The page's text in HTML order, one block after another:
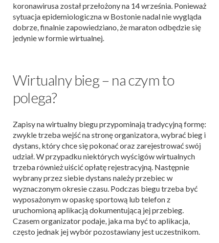
koronawirusa został przełożony na 14 września. Ponieważ
sytuacja epidemiologiczna w Bostonie nadal nie wygląda
dobrze, finalnie zapowiedziano, że maraton odbędzie się
jedynie w formie wirtualnej.
Wirtualny bieg – na czym to
polega?
Zapisy na wirtualny biegu przypominają tradycyjną formę:
zwykle trzeba wejść na stronę organizatora, wybrać bieg i
dystans, który chce się pokonać oraz zarejestrować swój
udział. W przypadku niektórych wyścigów wirtualnych
trzeba również uiścić opłatę rejestracyjną. Następnie
wybrany przez siebie dystans należy przebiec w
wyznaczonym okresie czasu. Podczas biegu trzeba być
wyposażonym w opaskę sportową lub telefon z
uruchomioną aplikacją dokumentującą jej przebieg.
Czasem organizator podaje, jaka ma być to aplikacja,
często jednak jej wybór pozostawiany jest uczestnikom.